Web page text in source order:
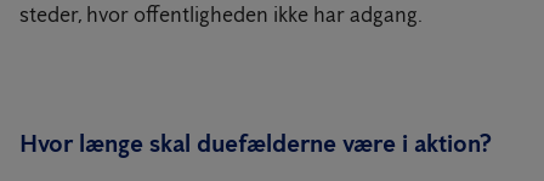
steder, hvor offentligheden ikke har adgang.
Hvor længe skal duefælderne være i aktion?